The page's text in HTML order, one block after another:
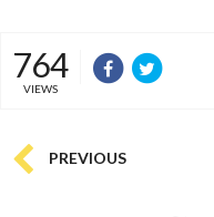
764
VIEWS
PREVIOUS